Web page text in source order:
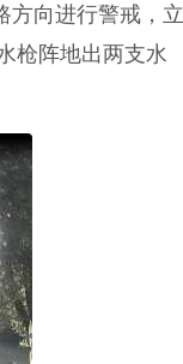
方向进行警戒，立
枪阵地出两支水